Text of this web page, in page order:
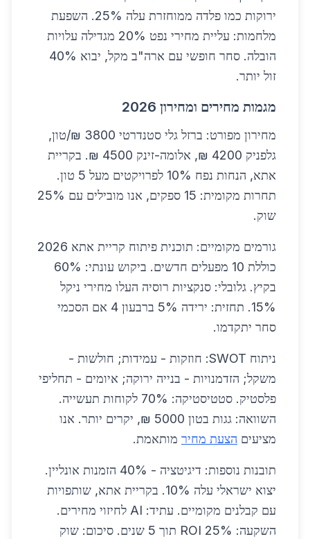
ירוקות כמו פלדה ממוחזרת עלה 25%. השפעת
מלחמות: עליית מחירי נפט 20% מגדילה עלויות
הובלה. סחר חופשי עם ארה"ב מקל, יבוא 40%
זול יותר.
מגמות מחירים ומחירון 2026
מחירון מפורט: ברזל גלי סטנדרטי 3800 ₪/טון,
גלפניק 4200 ₪, אלומה-זינק 4500 ₪. בקריית
אתא, הנחות נפח 10% לפרויקטים מעל 5 טון.
תחרות מקומית: 15 ספקים, אנו מובילים עם 25%
שוק.
גורמים מקומיים: תוכנית פיתוח קריית אתא 2026
כוללת 10 מפעלים חדשים. ביקוש עונתי: 60%
בקיץ. גלובלי: סנקציות רוסיה העלו מחירי ניקל
15%. תחזית: ירידה 5% ברבעון 4 אם הסכמי
סחר יתקדמו.
ניתוח SWOT: חוזקות - עמידות; חולשות -
משקל; הזדמנויות - בנייה ירוקה; איומים - תחליפי
פלסטיק. סטטיסטיקה: 70% לקוחות תעשייה.
השוואה: גגות בטון 5000 ₪, יקרים יותר. אנו
מציעים הצעת מחיר מותאמת.
תובנות נוספות: דיגיטציה - 40% הזמנות אונליין.
יצוא ישראלי עלה 10%. בקריית אתא, שותפויות
עם קבלנים מקומיים. עתיד: AI לחיזוי מחירים.
השקעה: ROI 25% תוך 5 שנים. סיכום: שוק